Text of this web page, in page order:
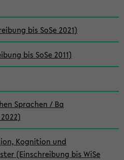
bis SoSe 2021)
bis SoSe 2011)
Sprachen / Ba
Kognition und
(Einschreibung bis WiSe